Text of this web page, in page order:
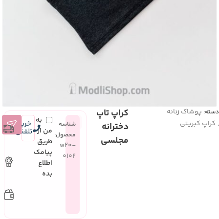
دسته: پوشاک زنانه
کراپ کبریتی
کراپ تاپ
دخترانه
مجلسی
شناسه
محصول:
w20-
0102
به
من از
طریق
پیامک
اطلاع
بده
خرید
تلفنی